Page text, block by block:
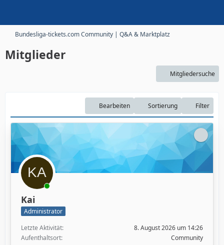
Bundesliga-tickets.com Community | Q&A & Marktplatz
Mitglieder
Mitgliedersuche
Bearbeiten Sortierung Filter
Kai
Administrator
Letzte Aktivität
8. August 2026 um 14:26
Aufenthaltsort
Community